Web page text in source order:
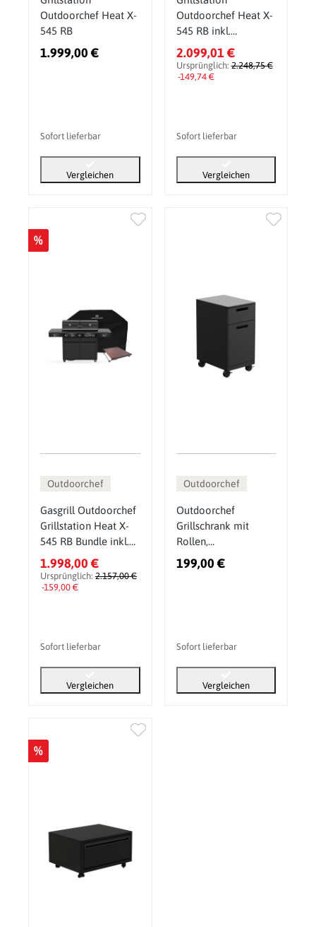
Outdoorchef Heat X-
545 RB
1.999,00 €
Sofort lieferbar
Vergleichen
Outdoorchef Heat X-
545 RB inkl.
zusätzlichen
Edelstahlrosten (5
Stk.)
2.099,01 €
Ursprünglich:2.248,75 €
-149,74 €
Sofort lieferbar
Vergleichen
%
Outdoorchef
Gasgrill Outdoorchef
Grillstation Heat X-
545 RB Bundle inkl.
Gratis Zubehör
1.998,00 €
Ursprünglich: 2.157,00 €
-159,00 €
Sofort lieferbar
Vergleichen
Outdoorchef
Outdoorchef
Grillschrank mit
Rollen,
Outdoorschrank für
zusätzlichen
199,00 €
Sofort lieferbar
Vergleichen
%